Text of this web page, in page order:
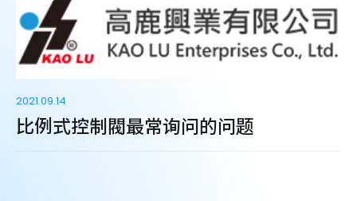
2021.09.14
比例式控制閥最常询问的问题